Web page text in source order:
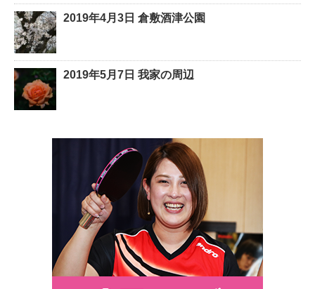
2019年4月3日 倉敷酒津公園
2019年5月7日 我家の周辺